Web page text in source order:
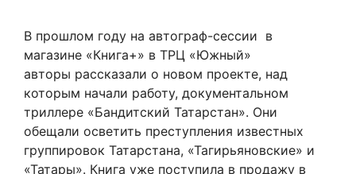
В прошлом году на автограф-сессии в
магазине «Книга+» в ТРЦ «Южный»
авторы рассказали о новом проекте, над
которым начали работу, документальном
триллере «Бандитский Татарстан». Они
обещали осветить преступления известных
группировок Татарстана, «Тагирьяновские» и
«Татары». Книга уже поступила в продажу в